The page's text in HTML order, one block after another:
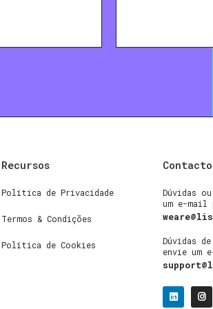
Recursos
Política de Privacidade
Termos & Condições
Política de Cookies
Dúvidas
um e-mail
Dúvidas
envie um